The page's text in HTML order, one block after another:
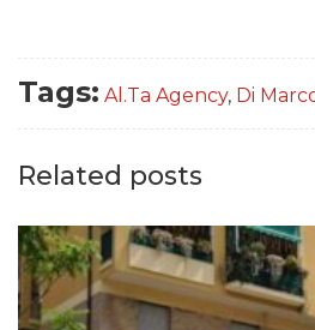
Tags: Al.Ta Agency, Di
Related posts